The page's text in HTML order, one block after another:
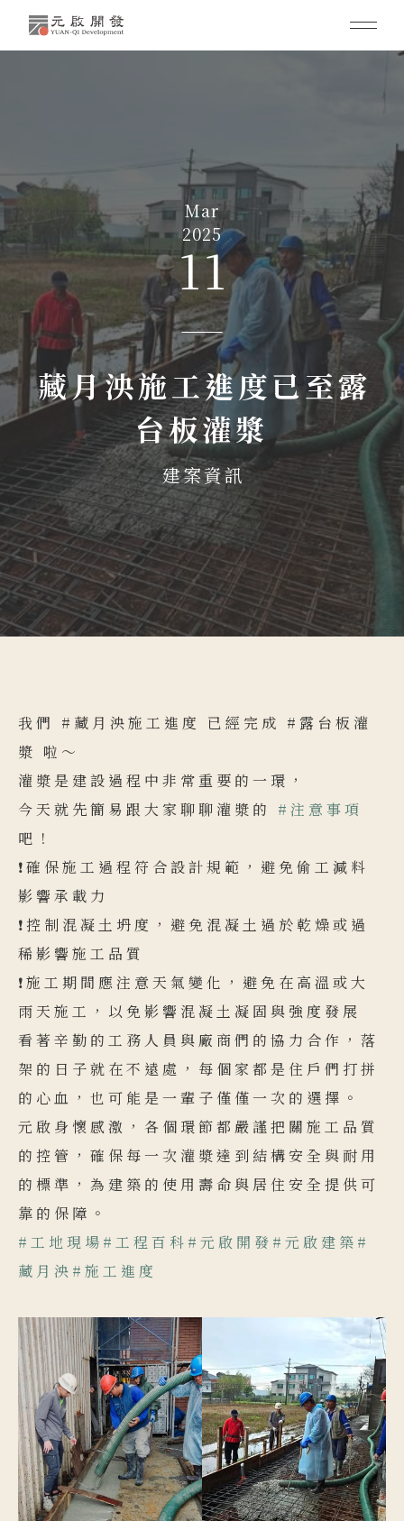
Mar
2025
11
藏月泱施工進度已至露
台板灌漿
建案資訊
我們 #藏月泱施工進度 已經完成 #露台板灌
漿 啦～
灌漿是建設過程中非常重要的一環，
今天就先簡易跟大家聊聊灌漿的 #注意事項
吧！
❗️確保施工過程符合設計規範，避免偷工減料
影響承載力
❗️控制混凝土坍度，避免混凝土過於乾燥或過
稀影響施工品質
❗️施工期間應注意天氣變化，避免在高溫或大
雨天施工，以免影響混凝土凝固與強度發展
看著辛勤的工務人員與廠商們的協力合作，落
架的日子就在不遠處，每個家都是住戶們打拼
的心血，也可能是一輩子僅僅一次的選擇。
元啟身懷感激，各個環節都嚴謹把關施工品質
的控管，確保每一次灌漿達到結構安全與耐用
的標準，為建築的使用壽命與居住安全提供可
靠的保障。
#工地現場 #工程百科 #元啟開發 #元啟建築 #
藏月泱 #施工進度